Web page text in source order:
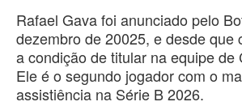
Rafael Gava foi anunciado pelo
dezembro de 20025, e desde que
a condição de titular na equipe de
Ele é o segundo jogador com o
assistiência na Série B 2026.